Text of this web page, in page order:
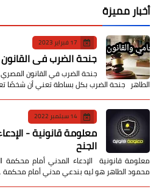
أخبار مميزة
17 فبراير 2023
جنحة الضرب في
جنحة الضرب في القانون
الطاهر جنحة الضرب بكل بساطة تعني أن شخصًا
14 سبتمبر 2022
معلومة قانونية -
الجنح
معلومة قانونية الإدعاء المدني أمام محكمة
محمود الطاهر هو ليه بندعي مدني أمام